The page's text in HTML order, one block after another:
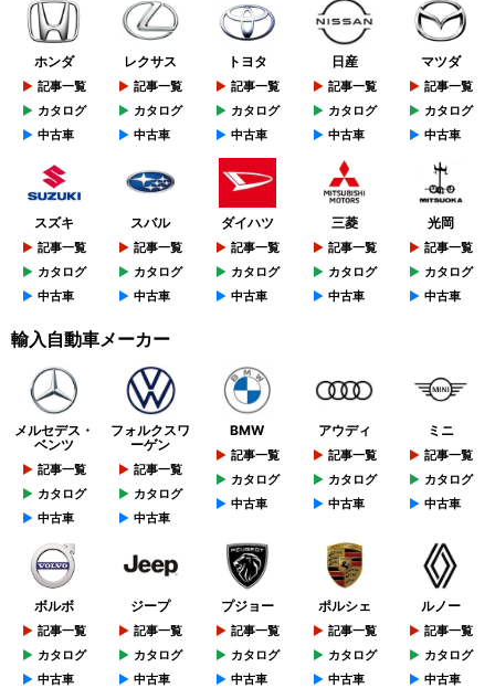
ホンダ
記事一覧
カタログ
中古車
レクサス
記事一覧
カタログ
中古車
トヨタ
記事一覧
カタログ
中古車
日産
記事一覧
カタログ
中古車
マツダ
記事一覧
カタログ
中古車
スズキ
記事一覧
カタログ
中古車
スバル
記事一覧
カタログ
中古車
ダイハツ
記事一覧
カタログ
中古車
三菱
記事一覧
カタログ
中古車
光岡
記事一覧
カタログ
中古車
輸入自動車メーカー
メルセデス・
ベンツ
記事一覧
カタログ
中古車
フォルクスワ
ーゲン
記事一覧
カタログ
中古車
BMW
記事一覧
カタログ
中古車
アウディ
記事一覧
カタログ
中古車
ミニ
記事一覧
カタログ
中古車
ボルボ
記事一覧
カタログ
中古車
ジープ
記事一覧
カタログ
中古車
プジョー
記事一覧
カタログ
中古車
ポルシェ
記事一覧
カタログ
中古車
ルノー
記事一覧
カタログ
中古車